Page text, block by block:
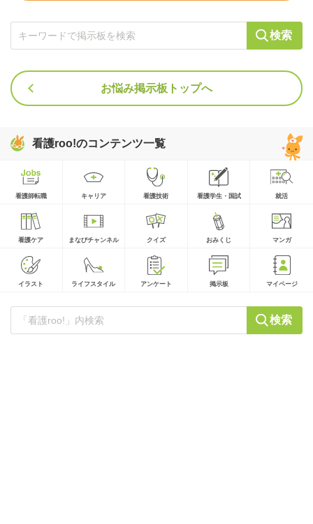
検索
お悩み掲示板トップへ
看護roo!のコンテンツ一覧
看護師転職 キャリア 看護技術 看護学生・国試 就活
看護ケア まなびチャンネル クイズ おみくじ マンガ
イラスト ライフスタイル アンケート 掲示板 マイページ
検索